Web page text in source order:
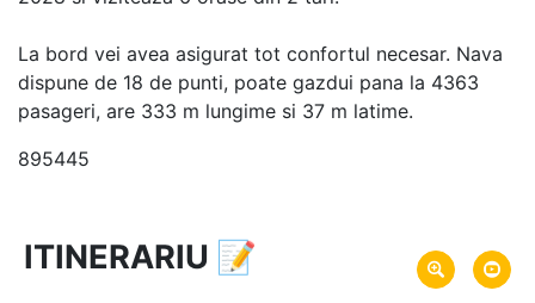
La bord vei avea asigurat tot confortul necesar. Nava
dispune de 18 de punti, poate gazdui pana la 4363
pasageri, are 333 m lungime si 37 m latime.
895445
8 zile vacanta de croaziera in
Insulele Canare si Madeira -
ITINERARIU 📝